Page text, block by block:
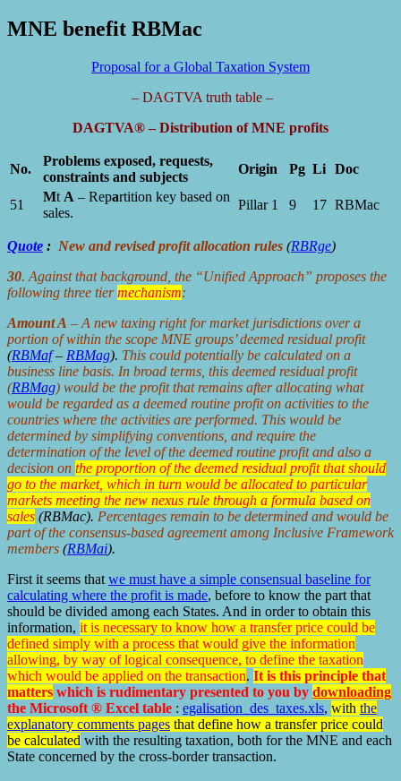
MNE benefit RBMac
Proposal for a Global Taxation System
– DAGTVA truth table –
DAGTVA® – Distribution of MNE profits
No.
Problems exposed, requests,
constraints and subjects
Origin Pg Li Doc
51
Mt A – Repartition key based on
sales.
Pillar 1 9 17 RBMac
Quote : New and revised profit allocation rules (RBRge)
30. Against that background, the “Unified Approach” proposes the
following three tiermechanism:
Amount A – A new taxing right for market jurisdictions over a
portion of within the scope MNE groups’ deemed residual profit
(RBMaf– RBMag). This could potentially be calculated on a
business line basis. In broad terms, this deemed residual profit
(RBMag) would be the profit that remains after allocating what
would be regarded as a deemed routine profit on activities to the
countries where the activities are performed. This would be
determined by simplifying conventions, and require the
determination of the level of the deemed routine profit and also a
decision on the proportion of the deemed residual profit that should
go to the market, which in turn would be allocated to particular
markets meeting the new nexus rule through a formula based on
sales (RBMac). Percentages remain to be determined and would be
part of the consensus-based agreement among Inclusive Framework
members (RBMai).
First it seems that we must have a simple consensual baseline for
calculating where the profit is made, before to know the part that
should be divided among each States. And in order to obtain this
information, it is necessary to know how a transfer price could be
defined simply with a process that would give the information
allowing, by way of logical consequence, to define the taxation
which would be applied on the transaction. It is this principle that
matters which is rudimentary presented to you by downloading
the Microsoft ® Excel table : egalisation_des_taxes.xls, with the
explanatory comments pages that define how a transfer price could
be calculated with the resulting taxation, both for the MNE and each
State concerned by the cross-border transaction.